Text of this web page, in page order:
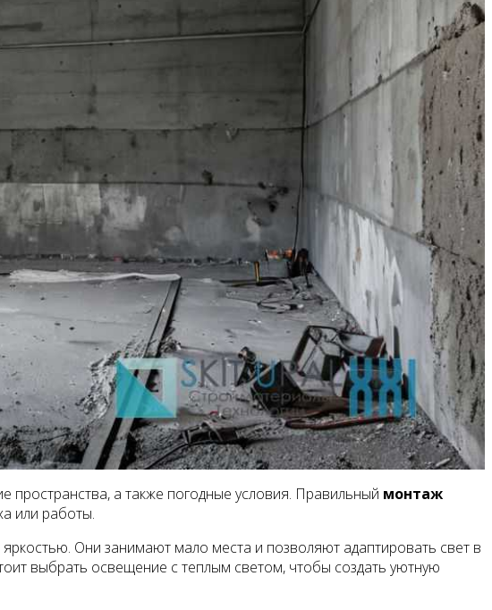
а также погодные условия. Правильный монтаж
или работы.
Они занимают мало места и позволяют адаптировать свет в
выбрать освещение с теплым светом, чтобы создать уютную